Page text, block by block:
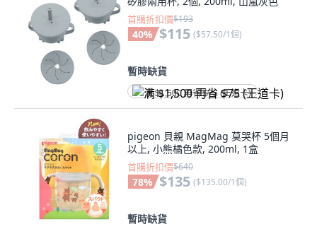
首購折扣價$193
40% $115 ($57.50/1個)
暫時缺貨
满 $1,500 再省 $75 (王道卡)
pigeon 貝親 MagMag 莫哭杯 5個月
以上, 小熊橘色款, 200ml, 1盒
首購折扣價$640
78% $135 ($135.00/1個)
暫時缺貨